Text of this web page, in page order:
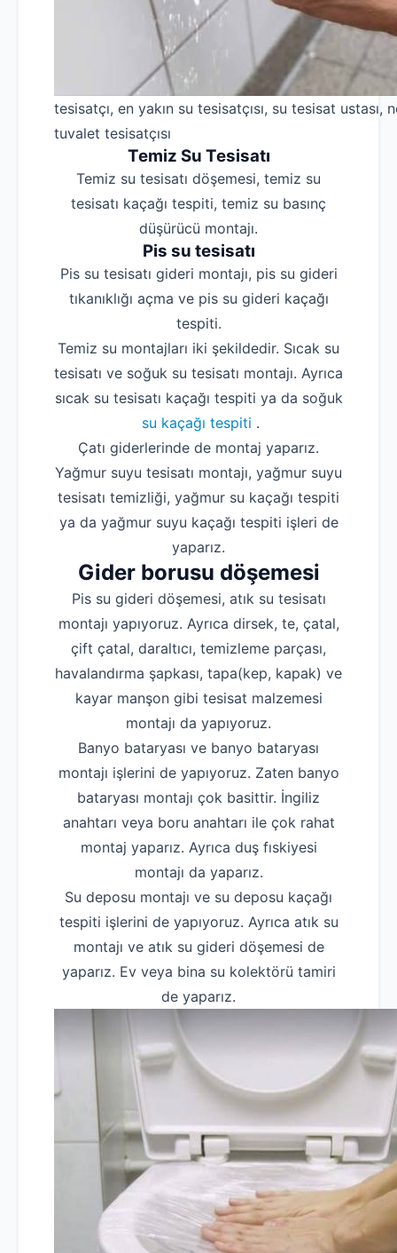
tesisatçı, en yakın su tesisatçısı, su tesisat
tuvalet tesisatçısı
Temiz Su Tesisatı
Temiz su tesisatı döşemesi, temiz su
tesisatı kaçağı tespiti, temiz su basınç
düşürücü montajı.
Pis su tesisatı
Pis su tesisatı gideri montajı, pis su gideri
tıkanıklığı açma ve pis su gideri kaçağı
tespiti.
Temiz su montajları iki şekildedir. Sıcak su
tesisatı ve soğuk su tesisatı montajı. Ayrıca
sıcak su tesisatı kaçağı tespiti ya da soğuk
su kaçağı tespiti .
Çatı giderlerinde de montaj yaparız.
Yağmur suyu tesisatı montajı, yağmur suyu
tesisatı temizliği, yağmur su kaçağı tespiti
ya da yağmur suyu kaçağı tespiti işleri de
yaparız.
Gider borusu döşemesi
Pis su gideri döşemesi, atık su tesisatı
montajı yapıyoruz. Ayrıca dirsek, te, çatal,
çift çatal, daraltıcı, temizleme parçası,
havalandırma şapkası, tapa(kep, kapak) ve
kayar manşon gibi tesisat malzemesi
montajı da yapıyoruz.
Banyo bataryası ve banyo bataryası
montajı işlerini de yapıyoruz. Zaten banyo
bataryası montajı çok basittir. İngiliz
anahtarı veya boru anahtarı ile çok rahat
montaj yaparız. Ayrıca duş fıskiyesi
montajı da yaparız.
Su deposu montajı ve su deposu kaçağı
tespiti işlerini de yapıyoruz. Ayrıca atık su
montajı ve atık su gideri döşemesi de
yaparız. Ev veya bina su kolektörü tamiri
de yaparız.